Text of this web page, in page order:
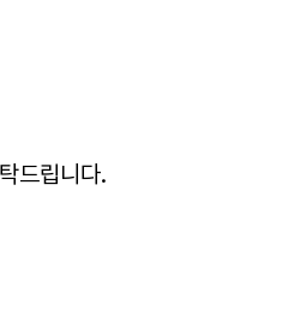
드립니다.